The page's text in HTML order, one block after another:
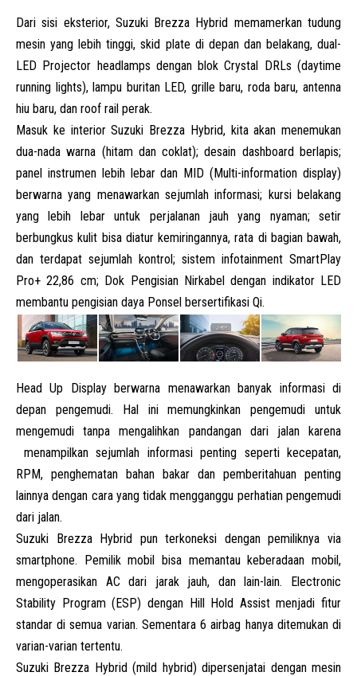
Dari sisi eksterior, Suzuki Brezza Hybrid memamerkan tudung
mesin yang lebih tinggi, skid plate di depan dan belakang, dual-
LED Projector headlamps dengan blok Crystal DRLs (daytime
running lights), lampu buritan LED, grille baru, roda baru, antenna
hiu baru, dan roof rail perak.
Masuk ke interior Suzuki Brezza Hybrid, kita akan menemukan
dua-nada warna (hitam dan coklat); desain dashboard berlapis;
panel instrumen lebih lebar dan MID (Multi-information display)
berwarna yang menawarkan sejumlah informasi; kursi belakang
yang lebih lebar untuk perjalanan jauh yang nyaman; setir
berbungkus kulit bisa diatur kemiringannya, rata di bagian bawah,
dan terdapat sejumlah kontrol; sistem infotainment SmartPlay
Pro+ 22,86 cm; Dok Pengisian Nirkabel dengan indikator LED
membantu pengisian daya Ponsel bersertifikasi Qi.
Head Up Display berwarna menawarkan banyak informasi di
depan pengemudi. Hal ini memungkinkan pengemudi untuk
mengemudi tanpa mengalihkan pandangan dari jalan karena
menampilkan sejumlah informasi penting seperti kecepatan,
RPM, penghematan bahan bakar dan pemberitahuan penting
lainnya dengan cara yang tidak mengganggu perhatian pengemudi
dari jalan.
Suzuki Brezza Hybrid pun terkoneksi dengan pemiliknya via
smartphone. Pemilik mobil bisa memantau keberadaan mobil,
mengoperasikan AC dari jarak jauh, dan lain-lain. Electronic
Stability Program (ESP) dengan Hill Hold Assist menjadi fitur
standar di semua varian. Sementara 6 airbag hanya ditemukan di
varian-varian tertentu.
Suzuki Brezza Hybrid (mild hybrid) dipersenjatai dengan mesin